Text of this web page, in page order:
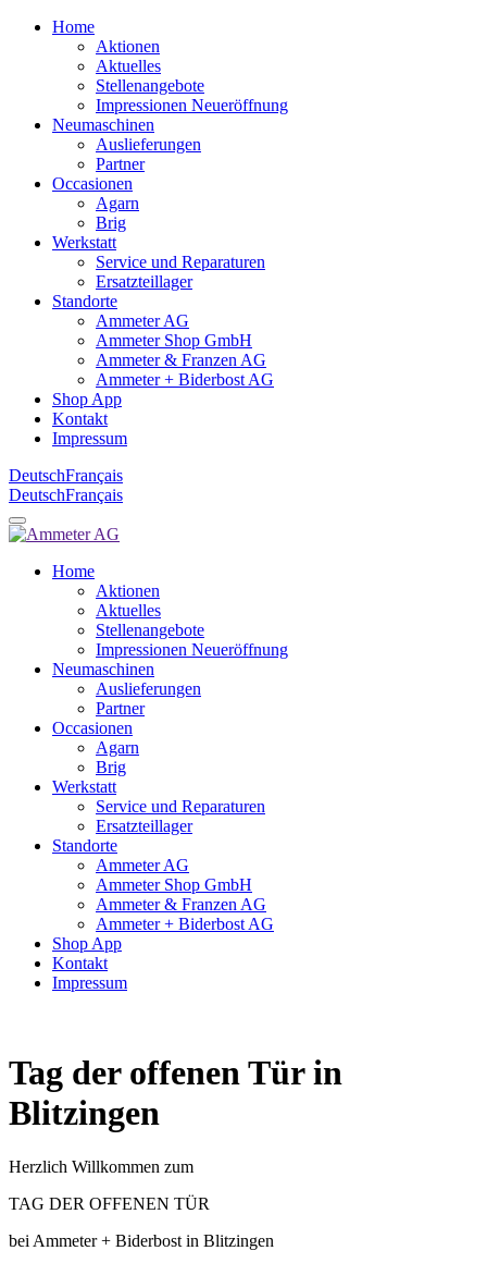
Home
Aktionen
Aktuelles
Stellenangebote
Impressionen Neueröffnung
Neumaschinen
Auslieferungen
Partner
Occasionen
Agarn
Brig
Werkstatt
Service und Reparaturen
Ersatzteillager
Standorte
Ammeter AG
Ammeter Shop GmbH
Ammeter & Franzen AG
Ammeter + Biderbost AG
Shop App
Kontakt
Impressum
DeutschFrançais
DeutschFrançais
Home
Aktionen
Aktuelles
Stellenangebote
Impressionen Neueröffnung
Neumaschinen
Auslieferungen
Partner
Occasionen
Agarn
Brig
Werkstatt
Service und Reparaturen
Ersatzteillager
Standorte
Ammeter AG
Ammeter Shop GmbH
Ammeter & Franzen AG
Ammeter + Biderbost AG
Shop App
Kontakt
Impressum
Tag der offenen Tür in
Blitzingen
Herzlich Willkommen zum
TAG DER OFFENEN TÜR
bei Ammeter + Biderbost in Blitzingen